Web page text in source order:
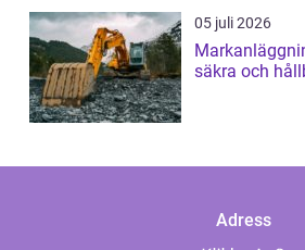
05 juli 2026
säkra och
Adress